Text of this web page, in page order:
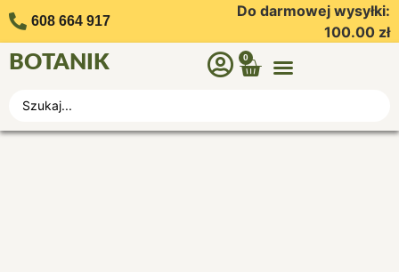
608 664 917
Do darmowej wysyłki:
100.00 zł
BOTANIK 0